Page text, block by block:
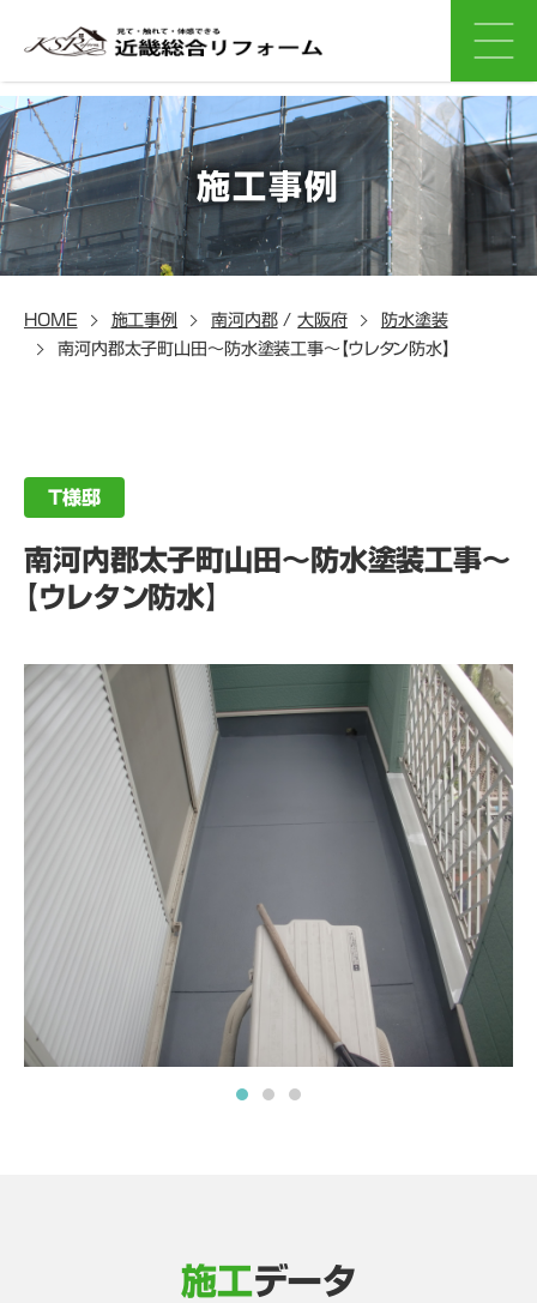
施工事例
HOME 施工事例 南河内郡/大阪府
防水塗装
南河内郡太子町山田～防水塗装工事～【ウレタン防水】
T様邸
南河内郡太子町山田～防水塗装工事～
【ウレタン防水】
施工データ